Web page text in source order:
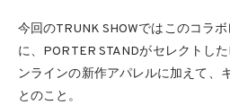
今回のTRUNK SHOWではこのコラ
に、PORTER STANDがセレクトし
ンラインの新作アパレルに加えて、
とのこと。